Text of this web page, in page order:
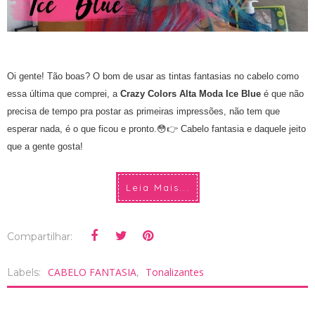
Oi gente! Tão boas? O bom de usar as tintas fantasias no cabelo como
essa última que comprei, a Crazy Colors Alta Moda Ice Blue é que não
precisa de tempo pra postar as primeiras impressões, não tem que
esperar nada, é o que ficou e pronto.😳👉 Cabelo fantasia e daquele jeito
que a gente gosta!
Leia Mais...
Compartilhar:
Labels: CABELO FANTASIA, Tonalizantes